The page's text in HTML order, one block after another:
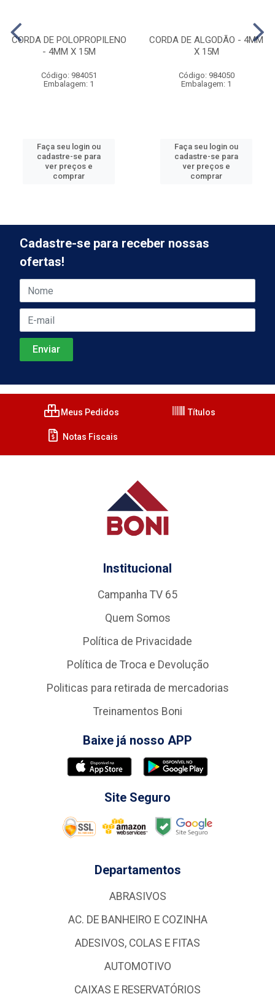
CORDA DE POLOPROPILENO
- 4MM X 15M
Código: 984051
Embalagem: 1
Faça seu login ou
cadastre-se para
ver preços e
comprar
CORDA DE ALGODÃO - 4MM
X 15M
Código: 984050
Embalagem: 1
Faça seu login ou
cadastre-se para
ver preços e
comprar
Cadastre-se para receber nossas
ofertas!
Meus Pedidos Títulos
Notas Fiscais
Institucional
Campanha TV 65
Quem Somos
Política de Privacidade
Política de Troca e Devolução
Politicas para retirada de mercadorias
Treinamentos Boni
Baixe já nosso APP
Site Seguro
Departamentos
ABRASIVOS
AC. DE BANHEIRO E COZINHA
ADESIVOS, COLAS E FITAS
AUTOMOTIVO
CAIXAS E RESERVATÓRIOS